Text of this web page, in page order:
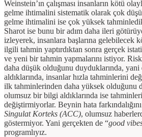
Weinstein’ın çalışması insanların kötü
gelme ihtimalini sistematik olarak çok
gelme ihtimalini ise çok yüksek
Sharot ise bunu bir adım daha ileri
izleyerek, insanlara başlarına gelebilecek
ilgili tahmin yaptırdıktan sonra gerçek
ve yeni bir tahmin yapmalarını istiyor.
daha düşük olduğunu duyduklarında,
aldıklarında, insanlar hızla tahminlerini
ilk tahminlerinden daha yüksek olduğunu
olumsuz bir bilgi aldıklarında ise
değiştirmiyorlar. Beynin hata farkındalığını
Singulat Korteks (ACC), olumsuz
göstermiyor. Yani gerçekten de “good
programlıyız.